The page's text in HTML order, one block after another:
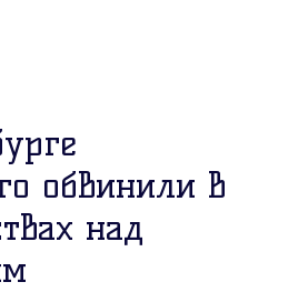
обвинили в
над